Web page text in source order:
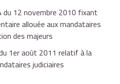
sont ceux perçus au cours
précédant la mise en place
par tranche comme pour
le juge des tutelles qui fixe
12 novembre 2010 fixant
allouée aux mandataires
des majeurs
1er août 2011 relatif à la
judiciaires